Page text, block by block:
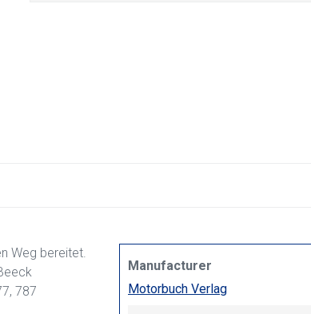
Weg bereitet.
787
Manufacturer
Motorbuch Verlag